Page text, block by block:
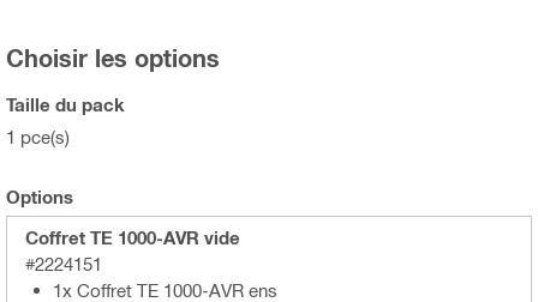
Choisir les options
Taille du pack
1 pce(s)
Options
Coffret TE 1000-AVR vide
#2224151
1x Coffret TE 1000-AVR ens